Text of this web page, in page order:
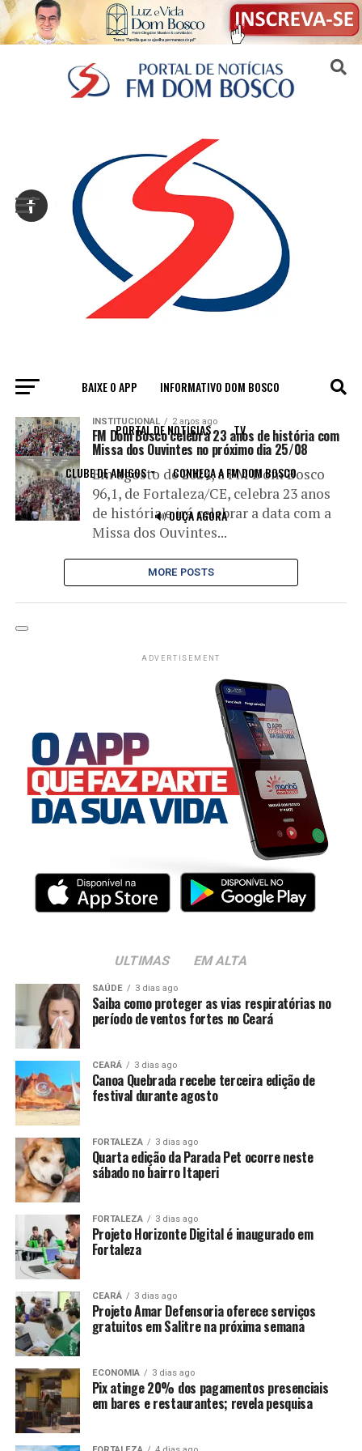
BAIXE O APP INFORMATIVO DOM BOSCO
PORTAL DE NOTÍCIAS TV
CLUBE DE AMIGOS CONHEÇA A FM DOM BOSCO
🔊 OUÇA AGORA
All posts tagged "23 anos"
INSTITUCIONAL 2 anos ago
FM Dom Bosco celebra 23 anos de história com
Missa dos Ouvintes no próximo dia 25/08
Em agosto de 2024, a FM Dom Bosco
96,1, de Fortaleza/CE, celebra 23 anos
de história e irá celebrar a data com a
Missa dos Ouvintes...
MORE POSTS
ADVERTISEMENT
ULTIMAS EM ALTA
SAÚDE 3 dias ago
Saiba como proteger as vias respiratórias no
período de ventos fortes no Ceará
CEARÁ 3 dias ago
Canoa Quebrada recebe terceira edição de
festival durante agosto
FORTALEZA 3 dias ago
Quarta edição da Parada Pet ocorre neste
sábado no bairro Itaperi
FORTALEZA 3 dias ago
Projeto Horizonte Digital é inaugurado em
Fortaleza
CEARÁ 3 dias ago
Projeto Amar Defensoria oferece serviços
gratuitos em Salitre na próxima semana
ECONOMIA 3 dias ago
Pix atinge 20% dos pagamentos presenciais
em bares e restaurantes; revela pesquisa
Sair da versão mobile